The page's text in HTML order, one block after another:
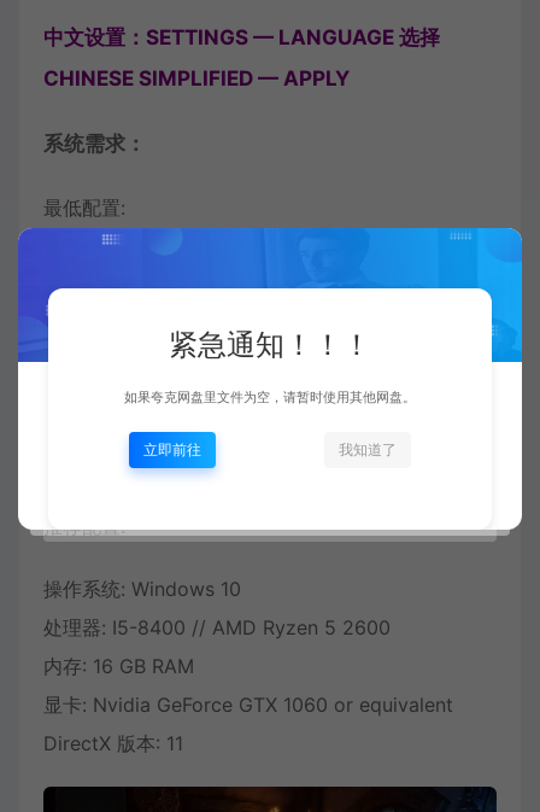
中文设置：SETTINGS — LANGUAGE 选择
CHINESE SIMPLIFIED — APPLY
系统需求：
最低配置:
处理器: Double Core 2 Ghz or better
内存: 8 GB RAM
显卡: Intel HD 520, Nvidia GT 730, AMD R7 240
DirectX 版本: 11
推荐配置:
操作系统: Windows 10
处理器: I5-8400 // AMD Ryzen 5 2600
内存: 16 GB RAM
显卡: Nvidia GeForce GTX 1060 or equivalent
DirectX 版本: 11
紧急通知！！！
如果夸克网盘里文件为空，请暂时使用其他网盘。
立即前往 我知道了